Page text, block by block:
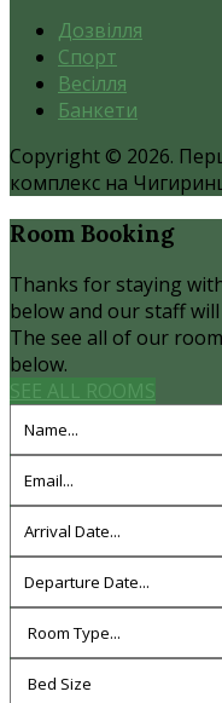
Дозвілля
Спорт
Весілля
Банкети
Copyright © 2026.
комплекс на
Room Booking
Thanks for staying
below and our staff
The see all of our
below.
SEE ALL ROOMS